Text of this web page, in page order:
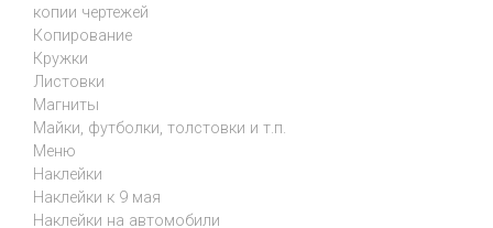
копии чертежей
Копирование
Кружки
Листовки
Магниты
Майки, футболки, толстовки и т.п.
Меню
Наклейки
Наклейки к 9 мая
Наклейки на автомобили